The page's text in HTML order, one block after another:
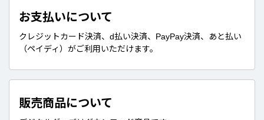
お支払いについて
クレジットカード決済、d払い決済、PayPay決済、あと払い
（ペイディ）がご利用いただけます。
販売商品について